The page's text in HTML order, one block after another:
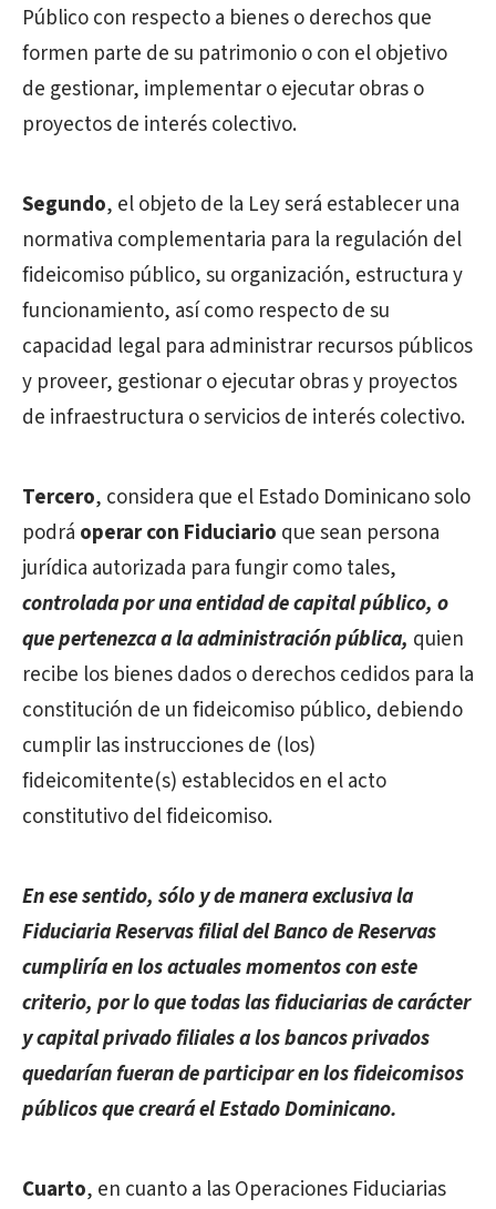
Público con respecto a bienes o derechos que
formen parte de su patrimonio o con el objetivo
de gestionar, implementar o ejecutar obras o
proyectos de interés colectivo.
Segundo, el objeto de la Ley será establecer una
normativa complementaria para la regulación del
fideicomiso público, su organización, estructura y
funcionamiento, así como respecto de su
capacidad legal para administrar recursos públicos
y proveer, gestionar o ejecutar obras y proyectos
de infraestructura o servicios de interés colectivo.
Tercero, considera que el Estado Dominicano solo
podrá operar con Fiduciario que sean persona
jurídica autorizada para fungir como tales,
controlada por una entidad de capital público, o
que pertenezca a la administración pública, quien
recibe los bienes dados o derechos cedidos para la
constitución de un fideicomiso público, debiendo
cumplir las instrucciones de (los)
fideicomitente(s) establecidos en el acto
constitutivo del fideicomiso.
En ese sentido, sólo y de manera exclusiva la
Fiduciaria Reservas filial del Banco de Reservas
cumpliría en los actuales momentos con este
criterio, por lo que todas las fiduciarias de carácter
y capital privado filiales a los bancos privados
quedarían fueran de participar en los fideicomisos
públicos que creará el Estado Dominicano.
Cuarto, en cuanto a las Operaciones Fiduciarias